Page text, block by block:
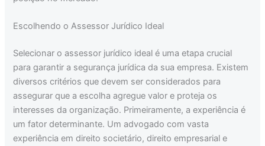
Escolhendo o Assessor Jurídico Ideal
Selecionar o assessor jurídico ideal é uma etapa crucial
para garantir a segurança jurídica da sua empresa. Existem
diversos critérios que devem ser considerados para
assegurar que a escolha agregue valor e proteja os
interesses da organização. Primeiramente, a experiência é
um fator determinante. Um advogado com vasta
experiência em direito societário, direito empresarial e